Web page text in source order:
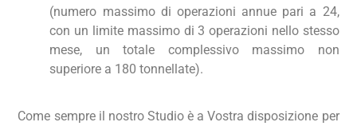
(numero massimo di operazioni annue pari a 24,
con un limite massimo di 3 operazioni nello stesso
mese, un totale complessivo massimo non
superiore a 180 tonnellate).
Come sempre il nostro Studio è a Vostra disposizione per